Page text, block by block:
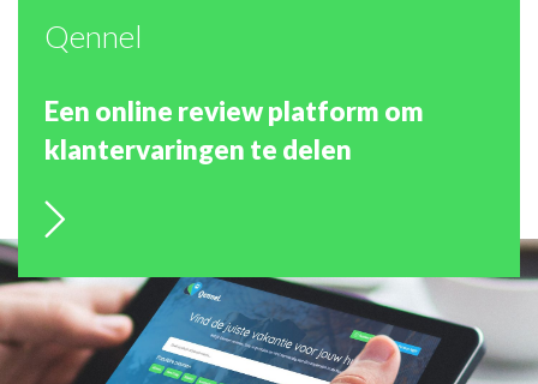
Qennel
Een online review platform om
klantervaringen te delen